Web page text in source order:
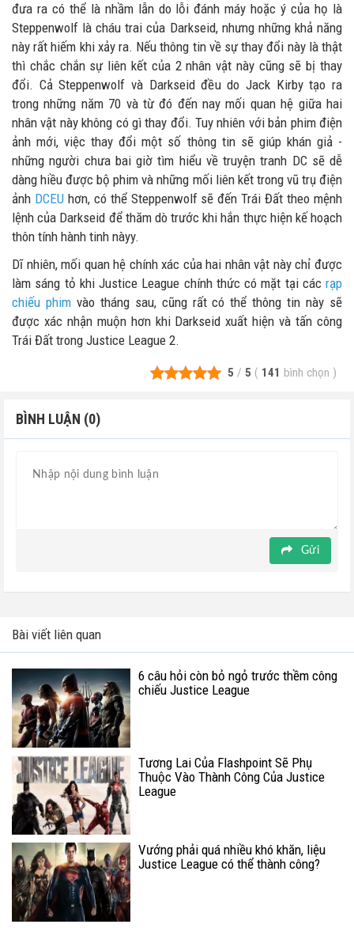
đưa ra có thể là nhầm lẫn do lỗi đánh máy hoặc ý của họ là
Steppenwolf là cháu trai của Darkseid, nhưng những khả năng
này rất hiếm khi xảy ra. Nếu thông tin về sự thay đổi này là thật
thì chắc chắn sự liên kết của 2 nhân vật này cũng sẽ bị thay
đổi. Cả Steppenwolf và Darkseid đều do Jack Kirby tạo ra
trong những năm 70 và từ đó đến nay mối quan hệ giữa hai
nhân vật này không có gì thay đổi. Tuy nhiên với bản phim điện
ảnh mới, việc thay đổi một số thông tin sẽ giúp khán giả -
những người chưa bai giờ tìm hiểu về truyện tranh DC sẽ dễ
dàng hiều được bộ phim và những mối liên kết trong vũ trụ điện
ảnh DCEUhơn, có thể Steppenwolf sẽ đến Trái Đất theo mệnh
lệnh của Darkseid để thăm dò trước khi hắn thực hiện kế hoạch
thôn tính hành tinh nàyy.
Dĩ nhiên, mối quan hệ chính xác của hai nhân vật này chỉ được
làm sáng tỏ khi Justice League chính thức có mặt tại các rạp
chiếu phimvào tháng sau, cũng rất có thể thông tin này sẽ
được xác nhận muộn hơn khi Darkseid xuất hiện và tấn công
Trái Đất trong Justice League 2.
5 / 5 ( 141 bình chọn )
BÌNH LUẬN (0)
Gửi
Bài viết liên quan
6 câu hỏi còn bỏ ngỏ trước thềm công
chiếu Justice League
Tương Lai Của Flashpoint Sẽ Phụ
Thuộc Vào Thành Công Của Justice
League
Vướng phải quá nhiều khó khăn, liệu
Justice League có thể thành công?